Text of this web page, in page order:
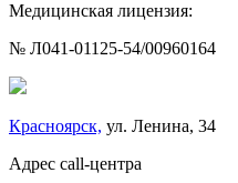
Медицинская лицензия:
№ Л041-01125-54/00960164
Красноярск, ул. Ленина, 34
Адрес call-центра